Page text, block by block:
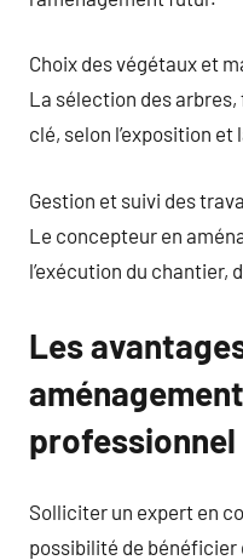
Choix des végétaux et
La sélection des
clé, selon l’exposition et
Gestion et suivi des
Le concepteur en
l’exécution du chantier,
Les
professionnel
Solliciter un expert en
possibilité de bénéficier